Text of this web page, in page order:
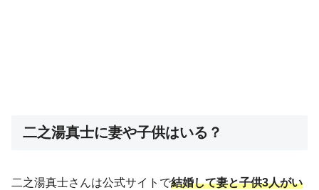
二之湯真士に妻や子供はいる？
二之湯真士さんは公式サイトで結婚して妻と子供3人がい